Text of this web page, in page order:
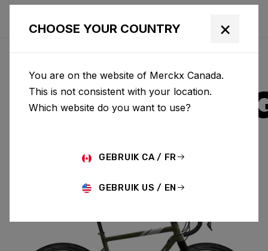
ALUMINIUM
CHOOSE YOUR COUNTRY ×
You are on the website of Merckx Canada.
This is not consistent with your location.
Which website do you want to use?
GEBRUIK CA / FR
GEBRUIK US / EN